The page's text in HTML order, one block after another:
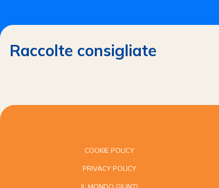
Raccolte consigliate
COOKIE POLICY
PRIVACY POLICY